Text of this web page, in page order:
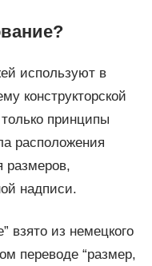
используют в
конструкторской
принципы
расположения
размеров,
надписи.
взято из немецкого
переводе “размер,